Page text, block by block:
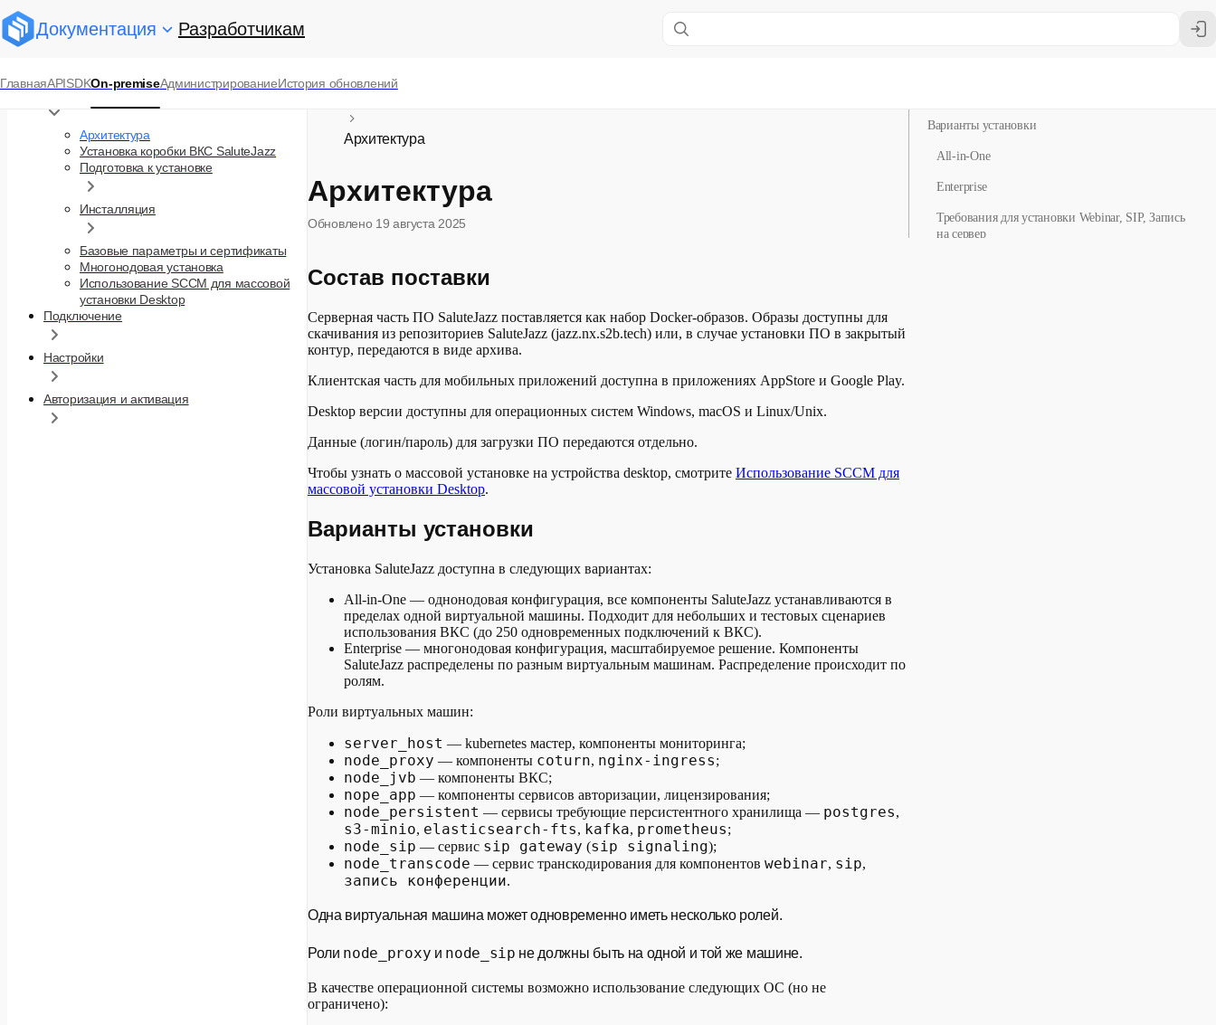
Документация Разработчикам
ГлавнаяAPISDKOn-premiseАдминистрированиеИстория обновлений
Архитектура и установка
Архитектура
Установка коробки ВКС SaluteJazz
Подготовка к установке
Инсталляция
Базовые параметры и сертификаты
Многонодовая установка
Использование SCCM для массовой
установки Desktop
Подключение
Настройки
Авторизация и активация
Архитектура
Архитектура
Обновлено 19 августа 2025
Состав поставки
Серверная часть ПО SaluteJazz поставляется как набор Docker-образов. Образы доступны для
скачивания из репозиториев SaluteJazz (jazz.nx.s2b.tech) или, в случае установки ПО в закрытый
контур, передаются в виде архива.
Клиентская часть для мобильных приложений доступна в приложениях AppStore и Google Play.
Desktop версии доступны для операционных систем Windows, macOS и Linux/Unix.
Данные (логин/пароль) для загрузки ПО передаются отдельно.
Чтобы узнать о массовой установке на устройства desktop, смотрите Использование SCCM для
массовой установки Desktop.
Варианты установки
Установка SaluteJazz доступна в следующих вариантах:
All-in-One — однонодовая конфигурация, все компоненты SaluteJazz устанавливаются в
пределах одной виртуальной машины. Подходит для небольших и тестовых сценариев
использования ВКС (до 250 одновременных подключений к ВКС).
Enterprise — многонодовая конфигурация, масштабируемое решение. Компоненты
SaluteJazz распределены по разным виртуальным машинам. Распределение происходит по
ролям.
Роли виртуальных машин:
server_host — kubernetes мастер, компоненты мониторинга;
node_proxy — компоненты coturn, nginx-ingress;
node_jvb — компоненты ВКС;
nope_app — компоненты сервисов авторизации, лицензирования;
node_persistent — сервисы требующие персистентного хранилища — postgres,
s3-minio, elasticsearch-fts, kafka, prometheus;
node_sip — сервис sip gateway (sip signaling);
node_transcode — сервис транскодирования для компонентов webinar, sip,
запись конференции.
Одна виртуальная машина может одновременно иметь несколько ролей.
Роли node_proxy и node_sip не должны быть на одной и той же машине.
В качестве операционной системы возможно использование следующих ОС (но не
ограничено):
Варианты установки
All-in-One
Enterprise
Требования для установки Webinar, SIP, Запись
на сервер